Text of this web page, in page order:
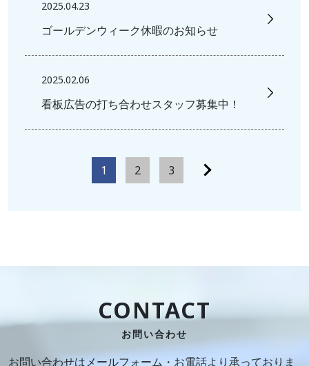
2025.04.23
ゴールデンウィーク休暇のお知らせ
2025.02.06
看板広告の打ち合わせスタッフ募集中！
投
稿
ジ
り
1 2 3
CONTACT
お問い合わせ
お問い合わせはメールフォーム・お電話より承っておりま